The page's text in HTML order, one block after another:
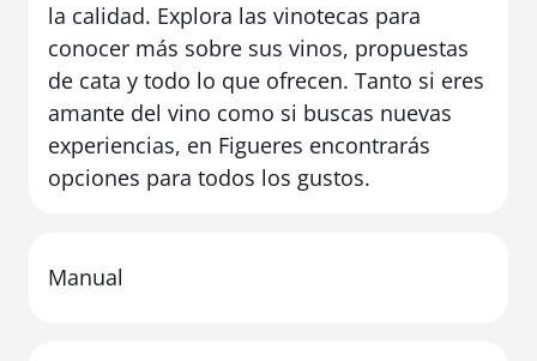
la calidad. Explora las vinotecas para
conocer más sobre sus vinos, propuestas
de cata y todo lo que ofrecen. Tanto si eres
amante del vino como si buscas nuevas
experiencias, en Figueres encontrarás
opciones para todos los gustos.
Manual